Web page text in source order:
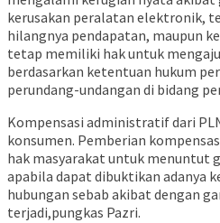
kerusakan peralatan elektronik,
hilangnya pendapatan, maupun
tetap memiliki hak untuk
berdasarkan ketentuan hukum
perundang-undangan di bidang
Kompensasi administratif dari
konsumen. Pemberian
hak masyarakat untuk menuntut
apabila dapat dibuktikan adanya
hubungan sebab akibat dengan
terjadi,pungkas Pazri.